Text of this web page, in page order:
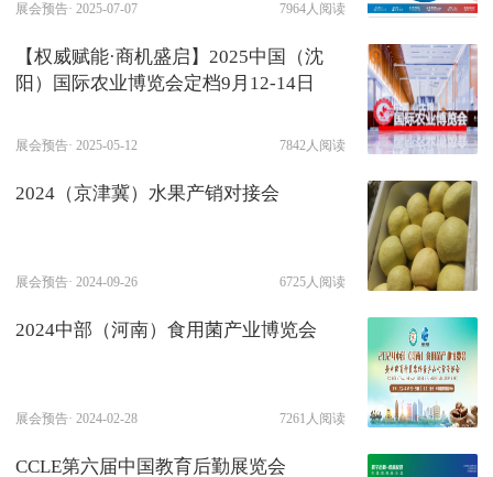
展会预告· 2025-07-07 7964人阅读
【权威赋能·商机盛启】2025中国（沈
阳）国际农业博览会定档9月12-14日
展会预告· 2025-05-12 7842人阅读
2024（京津冀）水果产销对接会
展会预告· 2024-09-26 6725人阅读
2024中部（河南）食用菌产业博览会
展会预告· 2024-02-28 7261人阅读
CCLE第六届中国教育后勤展览会